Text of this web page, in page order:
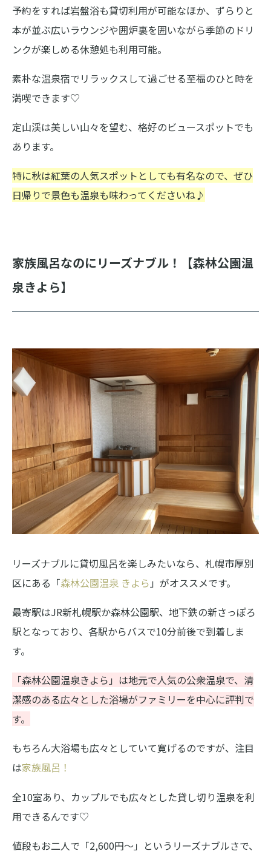
予約をすれば岩盤浴も貸切利用が可能なほか、ずらりと
本が並ぶ広いラウンジや囲炉裏を囲いながら季節のドリ
ンクが楽しめる休憩処も利用可能。
素朴な温泉宿でリラックスして過ごせる至福のひと時を
満喫できます♡
定山渓は美しい山々を望む、格好のビュースポットでも
あります。
特に秋は紅葉の人気スポットとしても有名なので、ぜひ
日帰りで景色も温泉も味わってくださいね♪
家族風呂なのにリーズナブル！【森林公園温
泉きよら】
リーズナブルに貸切風呂を楽しみたいなら、札幌市厚別
区にある「森林公園温泉 きよら 」がオススメです。
最寄駅はJR新札幌駅か森林公園駅、地下鉄の新さっぽろ
駅となっており、各駅からバスで10分前後で到着しま
す。
「森林公園温泉きよら」は地元で人気の公衆温泉で、清
潔感のある広々とした浴場がファミリーを中心に評判で
す。
もちろん大浴場も広々としていて寛げるのですが、注目
は家族風呂！
全10室あり、カップルでも広々とした貸し切り温泉を利
用できるんです♡
値段もお二人で「2,600円〜」というリーズナブルさで、